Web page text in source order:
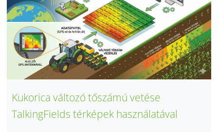
Kukorica változó tőszámú vetése
TalkingFields térképek használatával